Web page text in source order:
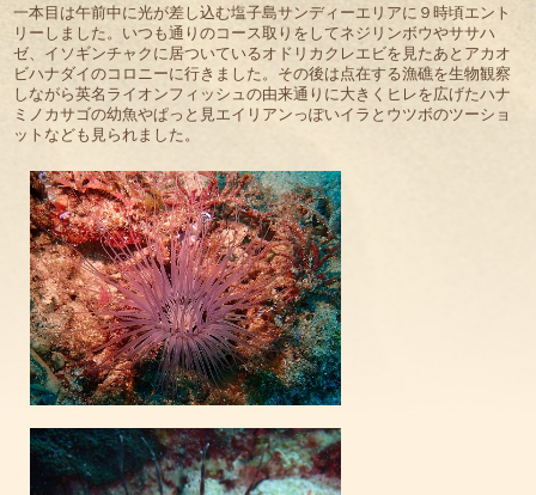
一本目は午前中に光が差し込む塩子島サンディーエリアに９時頃エント
リーしました。いつも通りのコース取りをしてネジリンボウやササハ
ゼ、イソギンチャクに居ついているオドリカクレエビを見たあとアカオ
ビハナダイのコロニーに行きました。その後は点在する漁礁を生物観察
しながら英名ライオンフィッシュの由来通りに大きくヒレを広げたハナ
ミノカサゴの幼魚やぱっと見エイリアンっぽいイラとウツボのツーショ
ットなども見られました。